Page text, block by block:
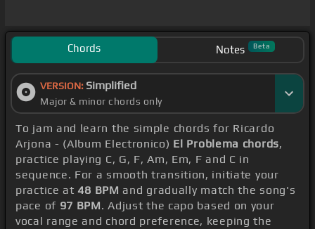
Chords Notes Beta
VERSION: Simplified
Major & minor chords only
To jam and learn the simple chords for Ricardo
Arjona - (Album Electronico) El Problema chords,
practice playing C, G, F, Am, Em, F and C in
sequence. For a smooth transition, initiate your
practice at48 BPM and gradually match the song's
pace of 97 BPM. Adjust the capo based on your
vocal range and chord preference, keeping the